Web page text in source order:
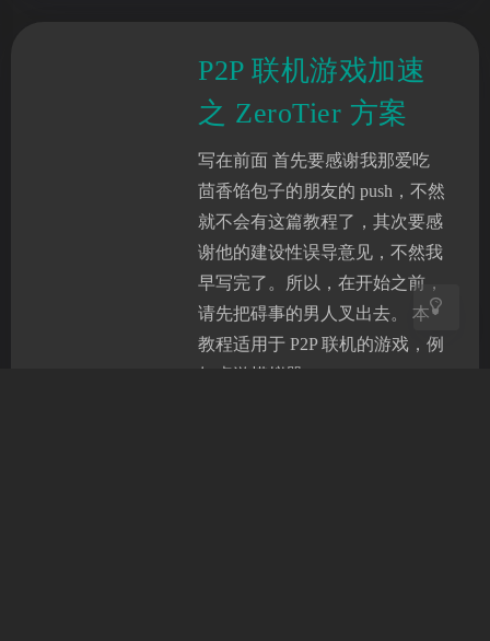
Sans Serif
浅阴影 深阴影
关闭 日落 暗化 灰度
P2P 联机游戏加速
之 ZeroTier 方案
写在前面 首先要感谢我那爱吃
茴香馅包子的朋友的 push，不然
就不会有这篇教程了，其次要感
谢他的建设性误导意见，不然我
早写完了。所以，在开始之前，
请先把碍事的男人叉出去。 本
教程适用于 P2P 联机的游戏，例
如桌游模拟器（Tabletop